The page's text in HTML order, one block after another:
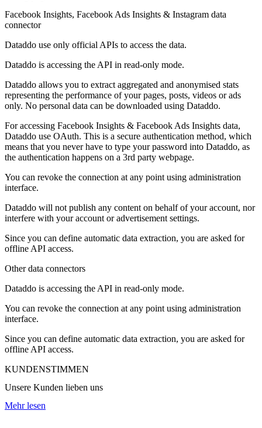
Facebook Insights, Facebook Ads Insights & Instagram data
connector
Dataddo use only official APIs to access the data.
Dataddo is accessing the API in read-only mode.
Dataddo allows you to extract aggregated and anonymised stats
representing the performance of your pages, posts, videos or ads
only. No personal data can be downloaded using Dataddo.
For accessing Facebook Insights & Facebook Ads Insights data,
Dataddo use OAuth. This is a secure authentication method, which
means that you never have to type your password into Dataddo, as
the authentication happens on a 3rd party webpage.
You can revoke the connection at any point using administration
interface.
Dataddo will not publish any content on behalf of your account, nor
interfere with your account or advertisement settings.
Since you can define automatic data extraction, you are asked for
offline API access.
Other data connectors
Dataddo is accessing the API in read-only mode.
You can revoke the connection at any point using administration
interface.
Since you can define automatic data extraction, you are asked for
offline API access.
KUNDENSTIMMEN
Unsere Kunden lieben uns
Mehr lesen